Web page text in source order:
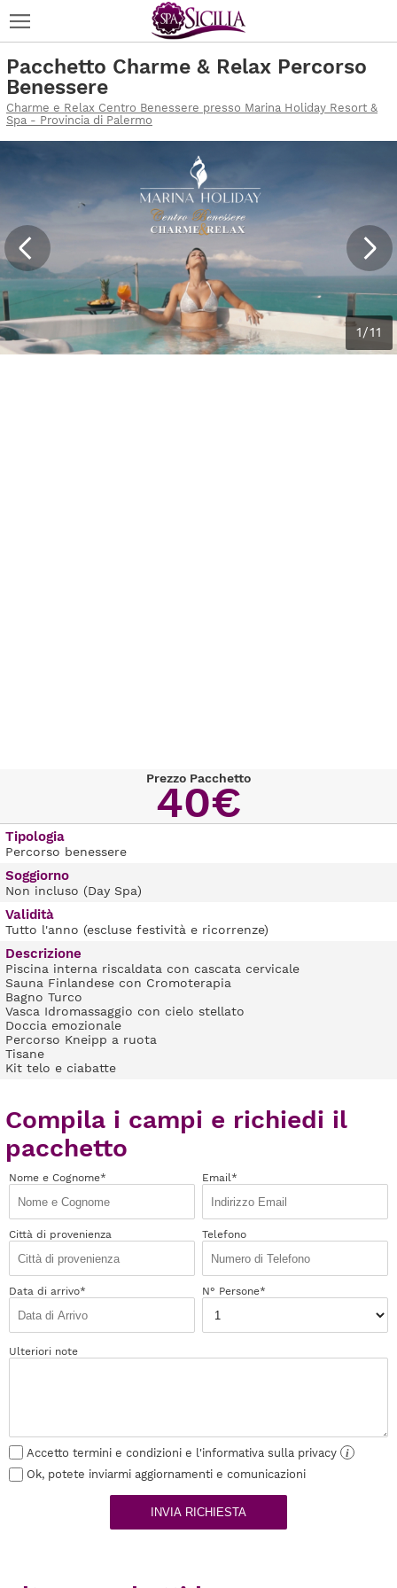
Pacchetto Charme & Relax Percorso
Benessere
Charme e Relax Centro Benessere presso Marina Holiday Resort &
Spa - Provincia di Palermo
1/11
Prezzo Pacchetto
40€
Tipologia
Percorso benessere
Soggiorno
Non incluso (Day Spa)
Validità
Tutto l'anno (escluse festività e ricorrenze)
Descrizione
Piscina interna riscaldata con cascata cervicale
Sauna Finlandese con Cromoterapia
Bagno Turco
Vasca Idromassaggio con cielo stellato
Doccia emozionale
Percorso Kneipp a ruota
Tisane
Kit telo e ciabatte
Compila i campi e richiedi il
pacchetto
Nome e Cognome* Email*
Città di provenienza Telefono
Data di arrivo* N° Persone*
Ulteriori note
Accetto termini e condizioni e l'informativa sulla privacy
i
Ok, potete inviarmi aggiornamenti e comunicazioni
INVIA RICHIESTA